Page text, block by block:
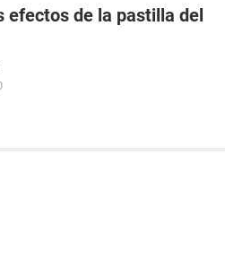
efectos de la pastilla del